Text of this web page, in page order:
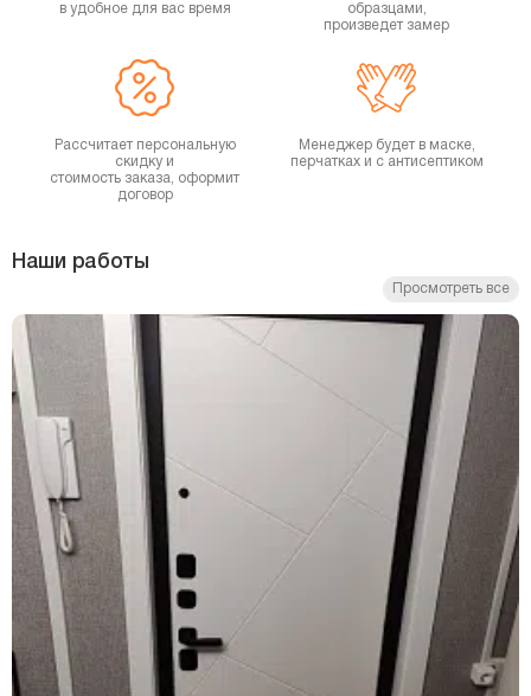
в удобное для вас время
образцами,
произведет замер
Рассчитает персональную
скидку и
стоимость заказа, оформит
договор
Менеджер будет в маске,
перчатках и с антисептиком
Наши работы
Просмотреть все